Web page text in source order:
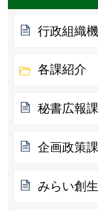
行政組織
各課紹介
秘書広報
企画政策
みらい創